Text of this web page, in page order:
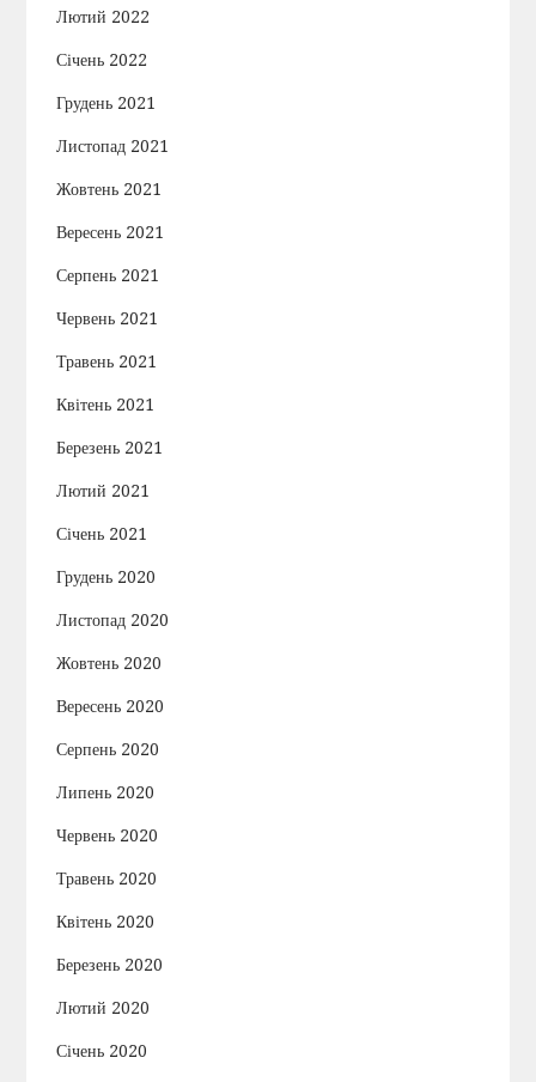
Лютий 2022
Січень 2022
Грудень 2021
Листопад 2021
Жовтень 2021
Вересень 2021
Серпень 2021
Червень 2021
Травень 2021
Квітень 2021
Березень 2021
Лютий 2021
Січень 2021
Грудень 2020
Листопад 2020
Жовтень 2020
Вересень 2020
Серпень 2020
Липень 2020
Червень 2020
Травень 2020
Квітень 2020
Березень 2020
Лютий 2020
Січень 2020